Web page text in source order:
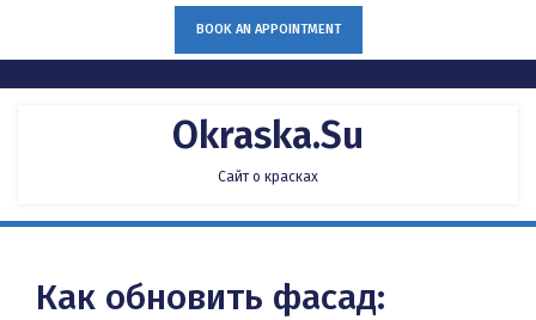
BOOK AN APPOINTMENT
Okraska.su
Сайт о красках
Как обновить фасад: